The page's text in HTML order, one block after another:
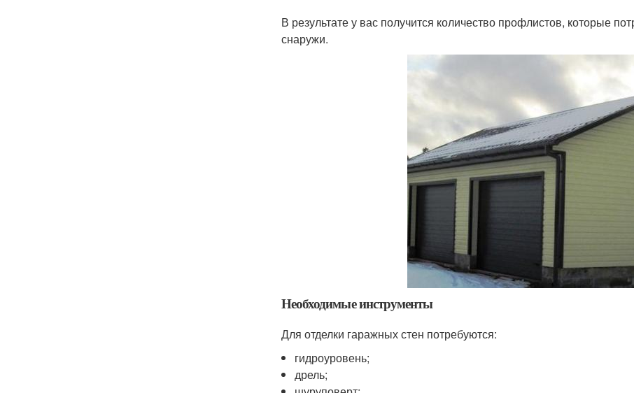
В результате у вас получится количество профлистов, которые
снаружи.
Необходимые инструменты
Для отделки гаражных стен потребуются:
гидроуровень;
дрель;